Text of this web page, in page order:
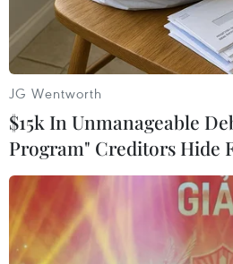
JG Wentworth
$15k In Unmanageable
Program" Creditors Hide